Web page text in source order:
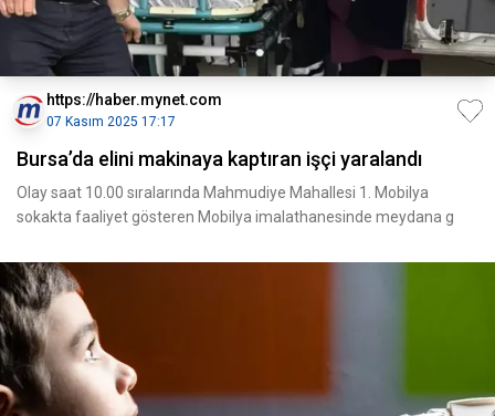
https://haber.mynet.com
07 Kasım 2025 17:17
Bursa’da elini makinaya kaptıran işçi yaralandı
Olay saat 10.00 sıralarında Mahmudiye Mahallesi 1. Mobilya
sokakta faaliyet gösteren Mobilya imalathanesinde meydana g